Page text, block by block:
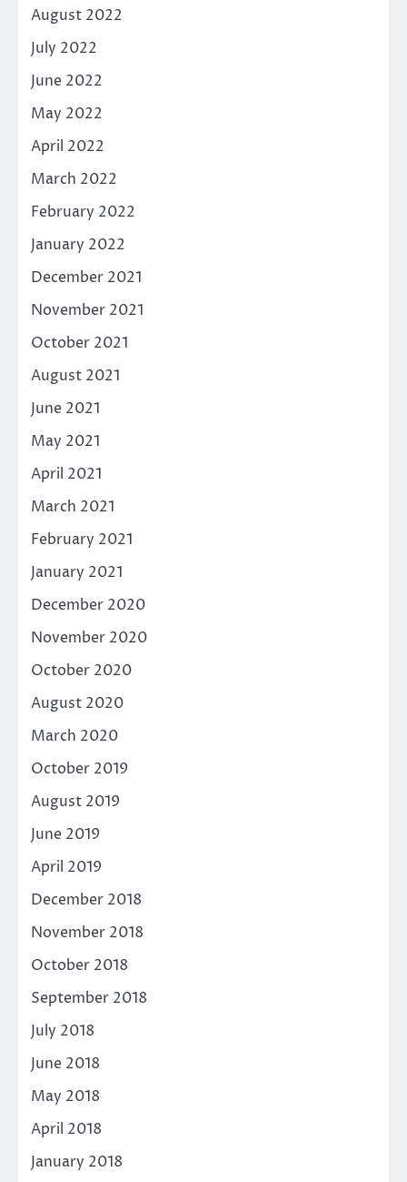
August 2022
July 2022
June 2022
May 2022
April 2022
March 2022
February 2022
January 2022
December 2021
November 2021
October 2021
August 2021
June 2021
May 2021
April 2021
March 2021
February 2021
January 2021
December 2020
November 2020
October 2020
August 2020
March 2020
October 2019
August 2019
June 2019
April 2019
December 2018
November 2018
October 2018
September 2018
July 2018
June 2018
May 2018
April 2018
January 2018